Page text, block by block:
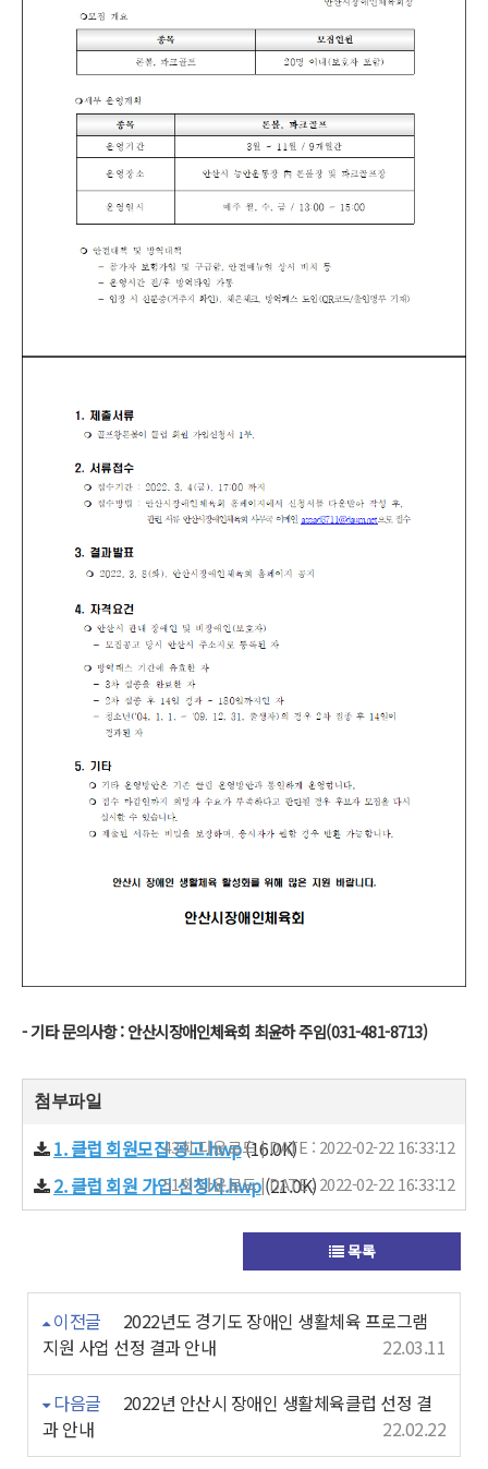
- 기타 문의사항 : 안산시장애인체육회 최윤하 주임(031-481-8713)
첨부파일
1. 클럽 회원모집 공고.hwp(16.0K)
43회 다운로드 | DATE : 2022-02-22 16:33:12
2. 클럽 회원 가입 신청서.hwp(21.0K)
51회 다운로드 | DATE : 2022-02-22 16:33:12
목록
이전글
2022년도 경기도 장애인 생활체육 프로그램
지원 사업 선정 결과 안내
22.03.11
다음글
2022년 안산시 장애인 생활체육클럽 선정 결
과 안내
22.02.22